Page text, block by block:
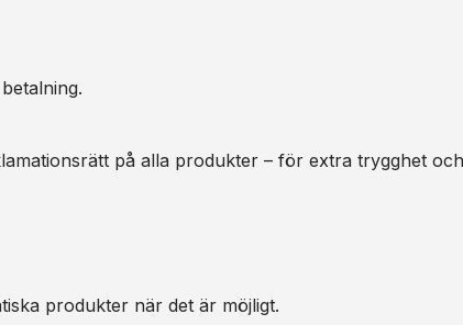
på alla produkter – för extra trygghet
produkter när det är möjligt.